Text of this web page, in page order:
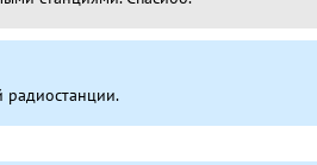
радиостанции.